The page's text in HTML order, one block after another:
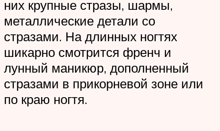
них крупные стразы, шармы,
металлические детали со
стразами. На длинных ногтях
шикарно смотрится френч и
лунный маникюр, дополненный
стразами в прикорневой зоне или
по краю ногтя.